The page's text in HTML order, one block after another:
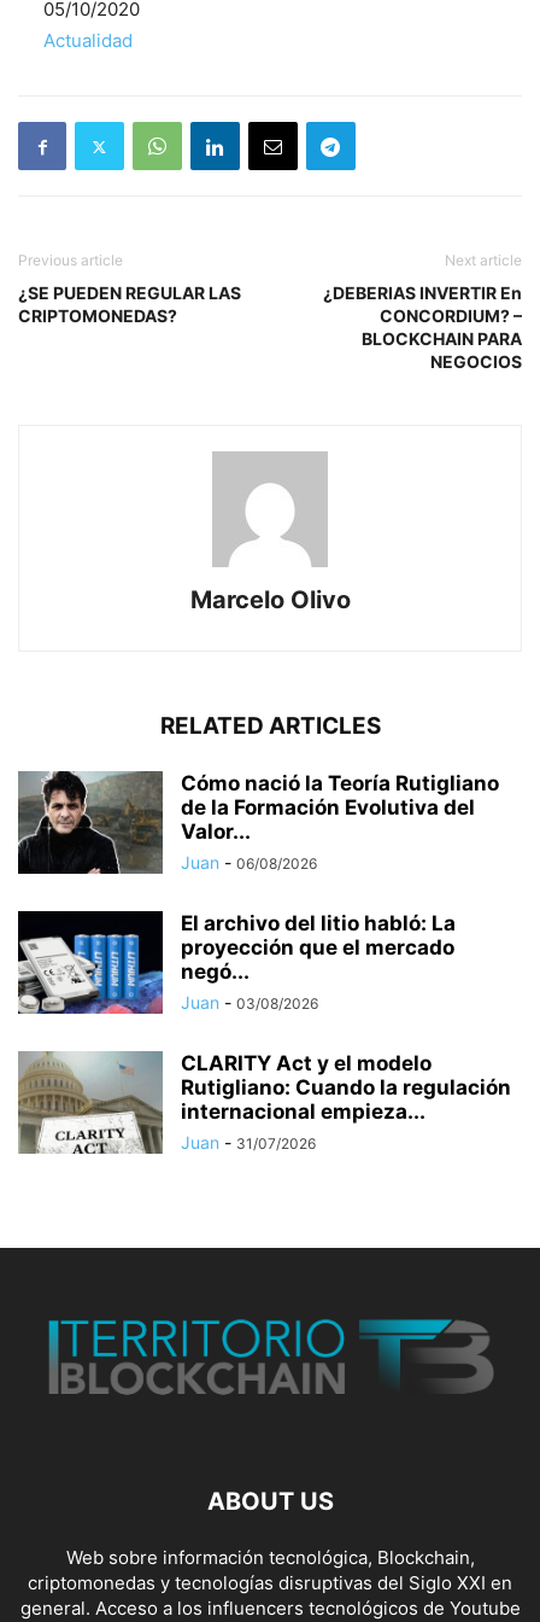
Fecha
05/10/2020
Respecto a
Actualidad
Previous article
¿SE PUEDEN REGULAR LAS
CRIPTOMONEDAS?
Next article
¿DEBERIAS INVERTIR En
CONCORDIUM? –
BLOCKCHAIN PARA
NEGOCIOS
Marcelo Olivo
RELATED ARTICLES
Cómo nació la Teoría Rutigliano
de la Formación Evolutiva del
Valor...
Juan - 06/08/2026
El archivo del litio habló: La
proyección que el mercado
negó...
Juan - 03/08/2026
CLARITY Act y el modelo
Rutigliano: Cuando la regulación
internacional empieza...
Juan - 31/07/2026
ABOUT US
Web sobre información tecnológica, Blockchain,
criptomonedas y tecnologías disruptivas del Siglo XXI en
general. Acceso a los influencers tecnológicos de Youtube